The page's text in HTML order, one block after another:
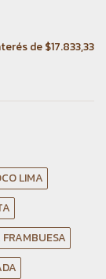
de$17.833,33
LIMA
FRAMBUESA